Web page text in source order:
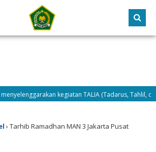
kegiatan TALIA (Tadarus, Tahlil, dan
› Tarhib Ramadhan MAN 3 Jakarta Pusat